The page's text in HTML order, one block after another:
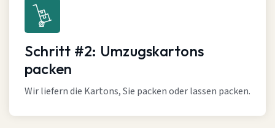
Schritt #2: Umzugskartons
packen
Wir liefern die Kartons, Sie packen oder lassen packen.